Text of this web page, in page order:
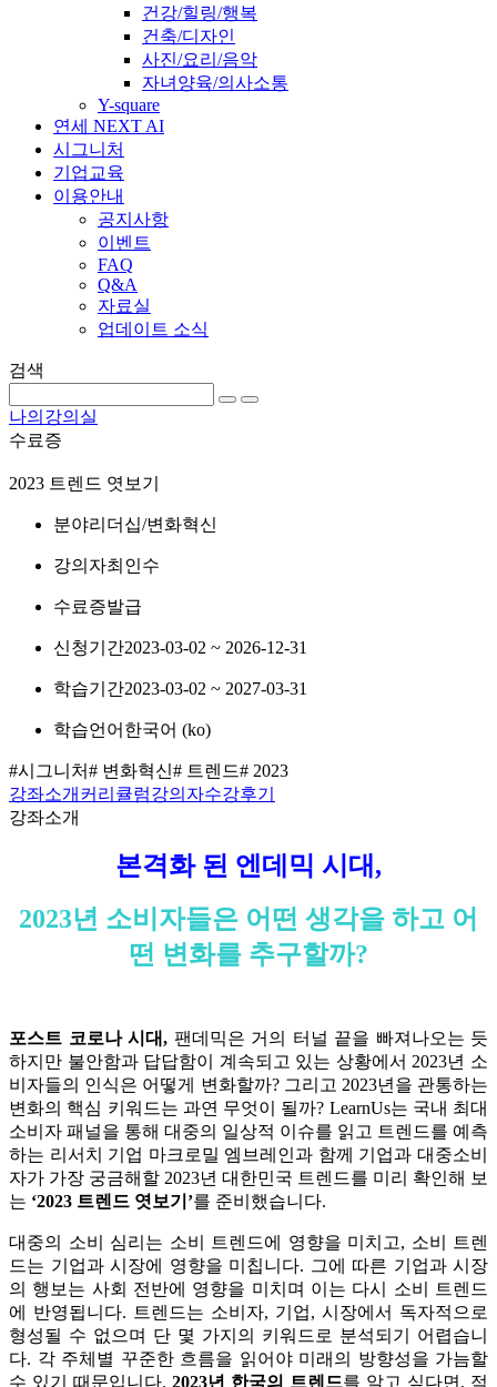
건강/힐링/행복
건축/디자인
사진/요리/음악
자녀양육/의사소통
Y-square
연세 NEXT AI
시그니처
기업교육
이용안내
공지사항
이벤트
FAQ
Q&A
자료실
업데이트 소식
검색
나의강의실
수료증
2023 트렌드 엿보기
분야리더십/변화혁신
강의자최인수
수료증발급
신청기간2023-03-02 ~ 2026-12-31
학습기간2023-03-02 ~ 2027-03-31
학습언어 한국어 ‎(ko)‎
#시그니처# 변화혁신# 트렌드# 2023
강좌소개 커리큘럼강의자수강후기
강좌소개
본격화 된 엔데믹 시대,
2023년 소비자들은 어떤 생각을 하고 어
떤 변화를 추구할까?
포스트 코로나 시대, 팬데믹은 거의 터널 끝을 빠져나오는 듯
하지만 불안함과 답답함이 계속되고 있는 상황에서 2023년 소
비자들의 인식은 어떻게 변화할까? 그리고 2023년을 관통하는
변화의 핵심 키워드는 과연 무엇이 될까? LearnUs는 국내 최대
소비자 패널을 통해 대중의 일상적 이슈를 읽고 트렌드를 예측
하는 리서치 기업 마크로밀 엠브레인과 함께 기업과 대중소비
자가 가장 궁금해할 2023년 대한민국 트렌드를 미리 확인해 보
는 ‘2023 트렌드 엿보기’를 준비했습니다.
대중의 소비 심리는 소비 트렌드에 영향을 미치고, 소비 트렌
드는 기업과 시장에 영향을 미칩니다. 그에 따른 기업과 시장
의 행보는 사회 전반에 영향을 미치며 이는 다시 소비 트렌드
에 반영됩니다. 트렌드는 소비자, 기업, 시장에서 독자적으로
형성될 수 없으며 단 몇 가지의 키워드로 분석되기 어렵습니
다. 각 주체별 꾸준한 흐름을 읽어야 미래의 방향성을 가늠할
수 있기 때문입니다. 2023년 한국의 트렌드를 알고 싶다면, 적